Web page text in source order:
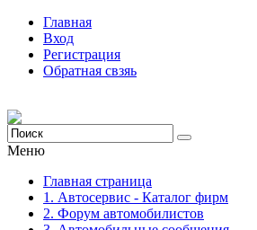
Главная
Вход
Регистрация
Обратная свзяь
Меню
Главная страница
1. Автосервис - Каталог фирм
2. Форум автомобилистов